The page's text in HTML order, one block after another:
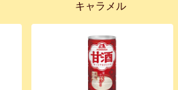
キャラメル